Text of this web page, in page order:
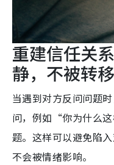
重建信任关
静，不被转
当遇到对方反问问题
问，例如“你为什么
题。这样可以避免陷
不会被情绪影响。